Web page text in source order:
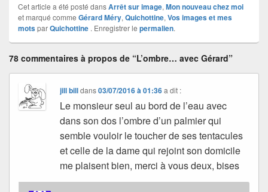
Cet article a été posté dansArrêt sur image, Mon nouveau chez moi
et marqué comme Gérard Méry, Quichottine, Vos images et mes
motsparQuichottine . Enregistrer le permalien.
78 commentaires à propos de “L’ombre… avec Gérard”
jill billdans03/07/2016 à 01:36 a dit :
Le monsieur seul au bord de l’eau avec
dans son dos l’ombre d’un palmier qui
semble vouloir le toucher de ses tentacules
et celle de la dame qui rejoint son domicile
me plaisent bien, merci à vous deux, bises